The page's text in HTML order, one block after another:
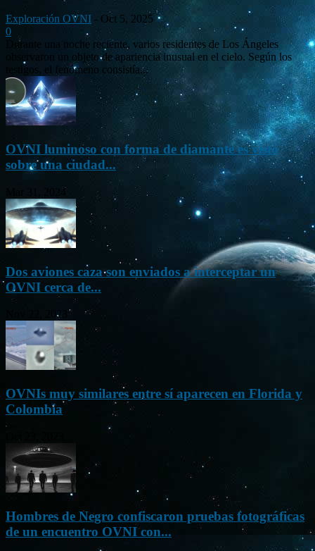
Exploración OVNI - Oct 5, 2025
0
Durante una noche reciente, varios residentes de Los Ángeles
observaron un objeto de apariencia inusual en el cielo. Según los
testigos, el fenómeno consistía...
OVNI luminoso con forma de diamante es visto
sobre una ciudad...
Mar 31, 2024
Dos aviones caza son enviados a interceptar un
OVNI cerca de...
Nov 22, 2023
OVNIs muy similares entre sí aparecen en Florida y
Colombia
Hombres de Negro confiscaron pruebas fotográficas
de un encuentro OVNI con...